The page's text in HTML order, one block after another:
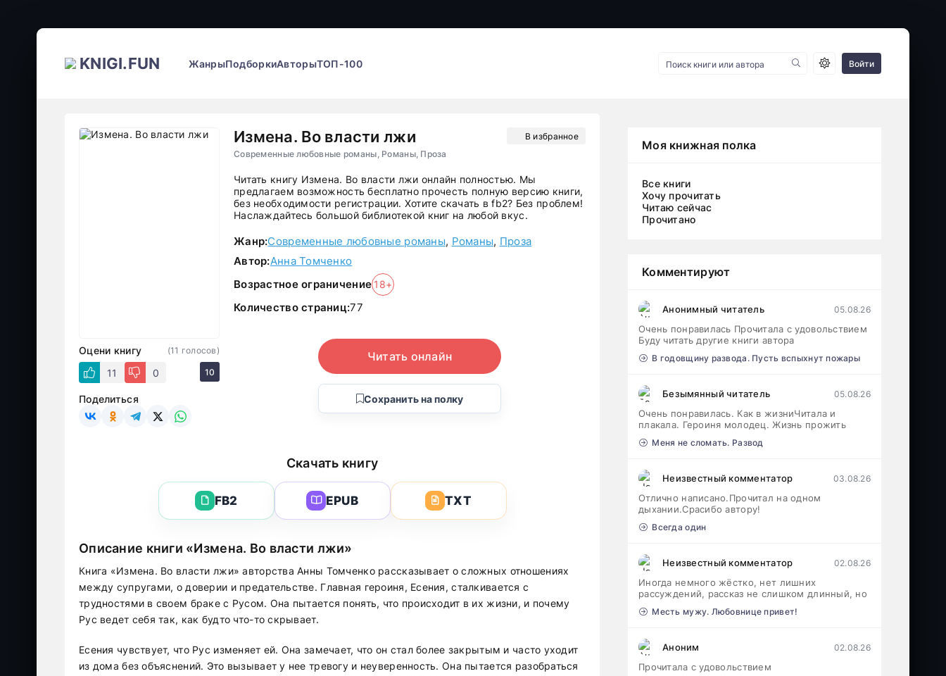
KNIGI.FUN ЖанрыПодборкиАвторыТОП-100 Войти
Измена. Во власти лжи
Современные любовные романы, Романы, Проза
В избранное
Оцени книгу
11
0
(11 голосов)
10
Поделиться
Читать книгу Измена. Во власти лжи онлайн полностью. Мы
предлагаем возможность бесплатно прочесть полную версию книги,
без необходимости регистрации. Хотите скачать в fb2? Без проблем!
Наслаждайтесь большой библиотекой книг на любой вкус.
Жанр:Современные любовные романы, Романы, Проза
Автор:Анна Томченко
Возрастное ограничение 18+
Количество страниц:77
Читать онлайн
Сохранить на полку
Скачать книгу
FB2 EPUB TXT
Описание книги «Измена. Во власти лжи»
Книга «Измена. Во власти лжи» авторства Анны Томченко рассказывает о сложных отношениях
между супругами, о доверии и предательстве. Главная героиня, Есения, сталкивается с
трудностями в своем браке с Русом. Она пытается понять, что происходит в их жизни, и почему
Рус ведет себя так, как будто что-то скрывает.
Есения чувствует, что Рус изменяет ей. Она замечает, что он стал более закрытым и часто уходит
из дома без объяснений. Это вызывает у нее тревогу и неуверенность. Она пытается разобраться
Моя книжная полка
Все книги
Хочу прочитать
Читаю сейчас
Прочитано
Комментируют
Анонимный читатель 05.08.26
Очень понравилась Прочитала с удовольствием
Буду читать другие книги автора
В годовщину развода. Пусть вспыхнут пожары
Безымянный читатель 05.08.26
Очень понравилась. Как в жизниЧитала и
плакала. Героиня молодец. Жизнь прожить
Меня не сломать. Развод
Неизвестный комментатор 03.08.26
Отлично написано.Прочитал на одном
дыхании.Срасибо автору!
Всегда один
Неизвестный комментатор 02.08.26
Иногда немного жёстко, нет лишних
рассуждений, рассказ не слишком длинный, но
Месть мужу. Любовнице привет!
Аноним 02.08.26
Прочитала с удовольствием